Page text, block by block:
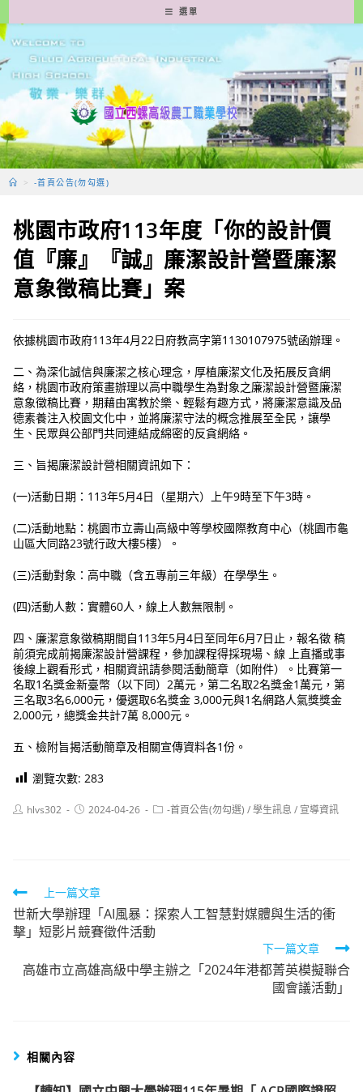
轉
至
要
容
選單
> -首頁公告(勿勾選)
桃園市政府113年度「你的設計價
值『廉』『誠』廉潔設計營暨廉潔
意象徵稿比賽」案
依據桃園市政府113年4月22日府教高字第1130107975號函辦理。
二、為深化誠信與廉潔之核心理念，厚植廉潔文化及拓展反貪網
絡，桃園市政府策畫辦理以高中職學生為對象之廉潔設計營暨廉潔
意象徵稿比賽，期藉由寓教於樂、輕鬆有趣方式，將廉潔意識及品
德素養注入校園文化中，並將廉潔守法的概念推展至全民，讓學
生、民眾與公部門共同連結成綿密的反貪網絡。
三、旨揭廉潔設計營相關資訊如下：
(一)活動日期：113年5月4日（星期六）上午9時至下午3時。
(二)活動地點：桃園市立壽山高級中等學校國際教育中心（桃園市龜
山區大同路23號行政大樓5樓）。
(三)活動對象：高中職（含五專前三年級）在學學生。
(四)活動人數：實體60人，線上人數無限制。
四、廉潔意象徵稿期間自113年5月4日至同年6月7日止，報名徵 稿
前須完成前揭廉潔設計營課程，參加課程得採現場、線 上直播或事
後線上觀看形式，相關資訊請參閱活動簡章（如附件）。比賽第一
名取1名獎金新臺幣（以下同）2萬元，第二名取2名獎金1萬元，第
三名取3名6,000元，優選取6名獎金 3,000元與1名網路人氣獎獎金
2,000元，總獎金共計7萬 8,000元。
五、檢附旨揭活動簡章及相關宣傳資料各1份。
瀏覽次數: 283
Posthlvs302
Post2024-04-26
Post-首頁公告(勿勾選) /學生訊息 / 宣導資訊
Read
more
articles
上一篇文章
世新大學辦理「AI風暴：探索人工智慧對媒體與生活的衝
擊」短影片競賽徵件活動
下一篇文章
高雄市立高雄高級中學主辦之「2024年港都菁英模擬聯合
國會議活動」
相關內容